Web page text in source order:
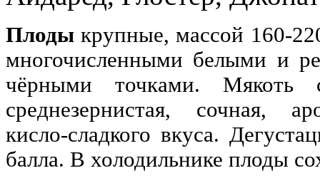
Плоды крупные, массой 160-
многочисленными белыми и
чёрными точками. Мякоть
среднезернистая, сочная,
кисло-сладкого вкуса.
балла. В холодильнике плоды